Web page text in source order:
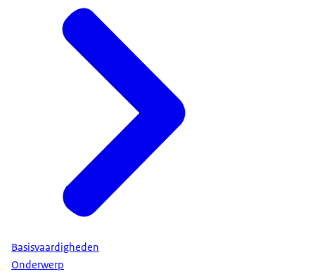
Basisvaardigheden
Onderwerp